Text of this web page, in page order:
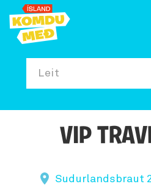
Leit
VIP
Sudurlandsbraut